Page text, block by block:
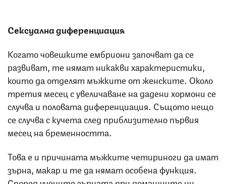
Сексуална диференциация
Когато човешките ембриони започват да се
развиват, те нямат никакви характеристики,
които да отделят мъжките от женските. Около
третия месец с увеличаване на дадени хормони се
случва и половата диференциация. Същото нещо
се случва с кучета след приблизително първия
месец на бременността.
Това е и причината мъжките четириноги да имат
зърна, макар и те да нямат особена функция.